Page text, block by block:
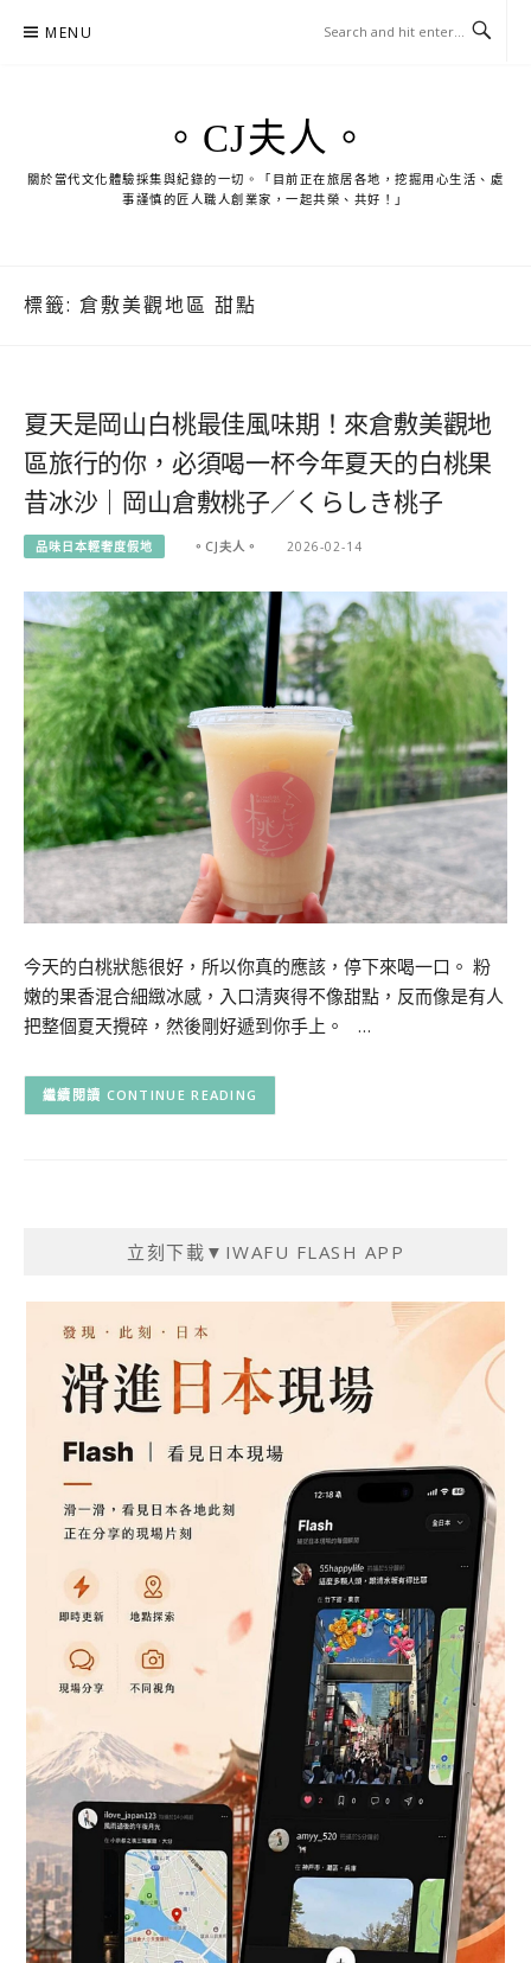
MENU
。CJ夫人。
關於當代文化體驗採集與紀錄的一切。「目前正在旅居各地，挖掘用心生活、處
事謹慎的匠人職人創業家，一起共榮、共好！」
標籤: 倉敷美觀地區 甜點
夏天是岡山白桃最佳風味期！來倉敷美觀地
區旅行的你，必須喝一杯今年夏天的白桃果
昔冰沙｜岡山倉敷桃子／くらしき桃子
品味日本輕奢度假地 。CJ夫人。 2026-02-14
今天的白桃狀態很好，所以你真的應該，停下來喝一口。 粉
嫩的果香混合細緻冰感，入口清爽得不像甜點，反而像是有人
把整個夏天攪碎，然後剛好遞到你手上。 …
CONTINUE READING
立刻下載▼IWAFU FLASH APP